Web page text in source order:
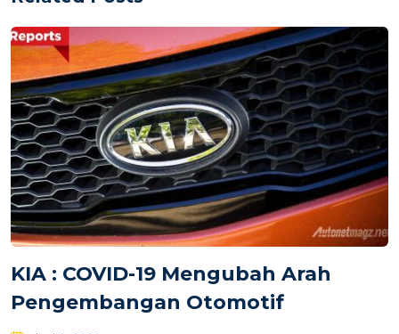
KIA : COVID-19 Mengubah Arah
Pengembangan Otomotif